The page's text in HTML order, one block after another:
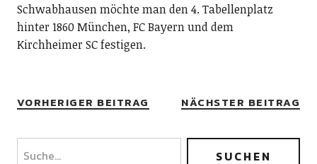
Schwabhausen möchte man den 4. Tabellenplatz
hinter 1860 München, FC Bayern und dem
Kirchheimer SC festigen.
VORHERIGER BEITRAG NÄCHSTER BEITRAG